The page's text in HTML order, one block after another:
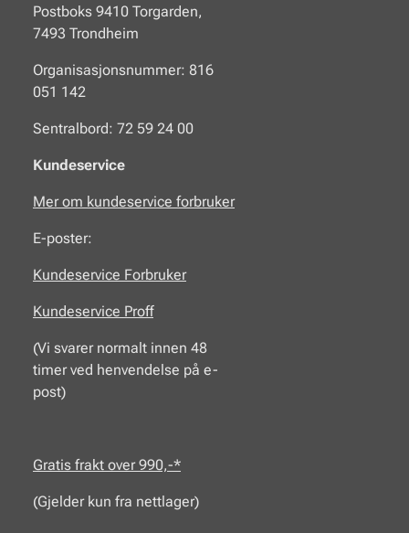
Postboks 9410 Torgarden,
7493 Trondheim
Organisasjonsnummer: 816
051 142
Sentralbord: 72 59 24 00
Kundeservice
Mer om kundeservice forbruker
E-poster:
Kundeservice Forbruker
Kundeservice Proff
(Vi svarer normalt innen 48
timer ved henvendelse på e-
post)
Gratis frakt over 990,-*
(Gjelder kun fra nettlager)